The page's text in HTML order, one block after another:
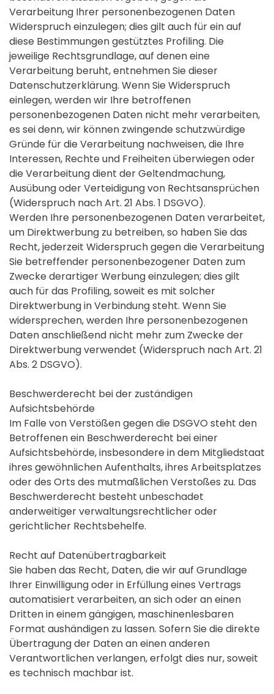
Verarbeitung Ihrer personenbezogenen Daten
Widerspruch einzulegen; dies gilt auch für ein auf
diese Bestimmungen gestütztes Profiling. Die
jeweilige Rechtsgrundlage, auf denen eine
Verarbeitung beruht, entnehmen Sie dieser
Datenschutzerklärung. Wenn Sie Widerspruch
einlegen, werden wir Ihre betroffenen
personenbezogenen Daten nicht mehr verarbeiten,
es sei denn, wir können zwingende schutzwürdige
Gründe für die Verarbeitung nachweisen, die Ihre
Interessen, Rechte und Freiheiten überwiegen oder
die Verarbeitung dient der Geltendmachung,
Ausübung oder Verteidigung von Rechtsansprüchen
(Widerspruch nach Art. 21 Abs. 1 DSGVO).
Werden Ihre personenbezogenen Daten verarbeitet,
um Direktwerbung zu betreiben, so haben Sie das
Recht, jederzeit Widerspruch gegen die Verarbeitung
Sie betreffender personenbezogener Daten zum
Zwecke derartiger Werbung einzulegen; dies gilt
auch für das Profiling, soweit es mit solcher
Direktwerbung in Verbindung steht. Wenn Sie
widersprechen, werden Ihre personenbezogenen
Daten anschließend nicht mehr zum Zwecke der
Direktwerbung verwendet (Widerspruch nach Art. 21
Abs. 2 DSGVO).
Beschwerderecht bei der zuständigen
Aufsichtsbehörde
Im Falle von Verstößen gegen die DSGVO steht den
Betroffenen ein Beschwerderecht bei einer
Aufsichtsbehörde, insbesondere in dem Mitgliedstaat
ihres gewöhnlichen Aufenthalts, ihres Arbeitsplatzes
oder des Orts des mutmaßlichen Verstoßes zu. Das
Beschwerderecht besteht unbeschadet
anderweitiger verwaltungsrechtlicher oder
gerichtlicher Rechtsbehelfe.
Recht auf Datenübertragbarkeit
Sie haben das Recht, Daten, die wir auf Grundlage
Ihrer Einwilligung oder in Erfüllung eines Vertrags
automatisiert verarbeiten, an sich oder an einen
Dritten in einem gängigen, maschinenlesbaren
Format aushändigen zu lassen. Sofern Sie die direkte
Übertragung der Daten an einen anderen
Verantwortlichen verlangen, erfolgt dies nur, soweit
es technisch machbar ist.